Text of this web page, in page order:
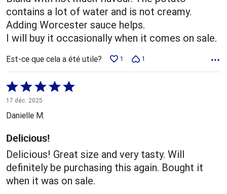
contains a lot of water and is not creamy.
Adding Worcester sauce helps.
I will buy it occasionally when it comes on sale.
Est-ce que cela a été utile? 1 1
Coté
5 sur
5
17 déc. 2025
Danielle M.
Delicious!
Delicious! Great size and very tasty. Will
definitely be purchasing this again. Bought it
when it was on sale.